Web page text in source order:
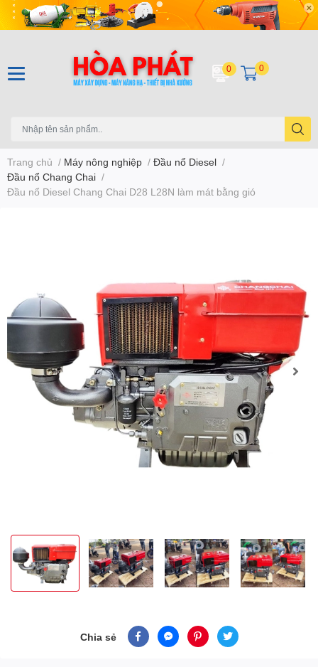
0 0
Trang chủ / Máy nông nghiệp / Đầu nổ Diesel /
Đầu nổ Chang Chai /
Đầu nổ Diesel Chang Chai D28 L28N làm mát bằng gió
Chia sẻ